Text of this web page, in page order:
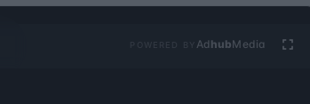
Ad hubMedia